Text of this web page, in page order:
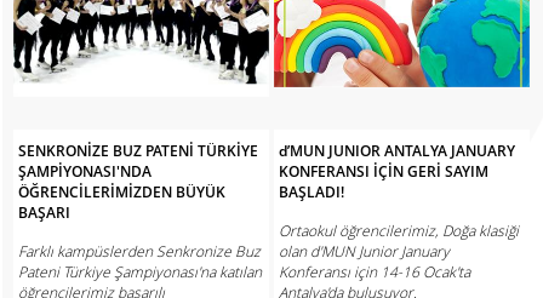
SENKRONİZE BUZ PATENİ TÜRKİYE
ŞAMPİYONASI'NDA
ÖĞRENCİLERİMİZDEN BÜYÜK
BAŞARI
Farklı kampüslerden Senkronize Buz
Pateni Türkiye Şampiyonası'na katılan
öğrencilerimiz başarılı
d’MUN JUNIOR ANTALYA JANUARY
KONFERANSI İÇİN GERİ SAYIM
BAŞLADI!
Ortaokul öğrencilerimiz, Doğa klasiği
olan d'MUN Junior January
Konferansı için 14-16 Ocak'ta
Antalya'da buluşuyor.